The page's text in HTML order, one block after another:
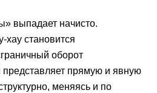
выпадает начисто.
хау становится
оборот
прямую и явную
меняясь и по